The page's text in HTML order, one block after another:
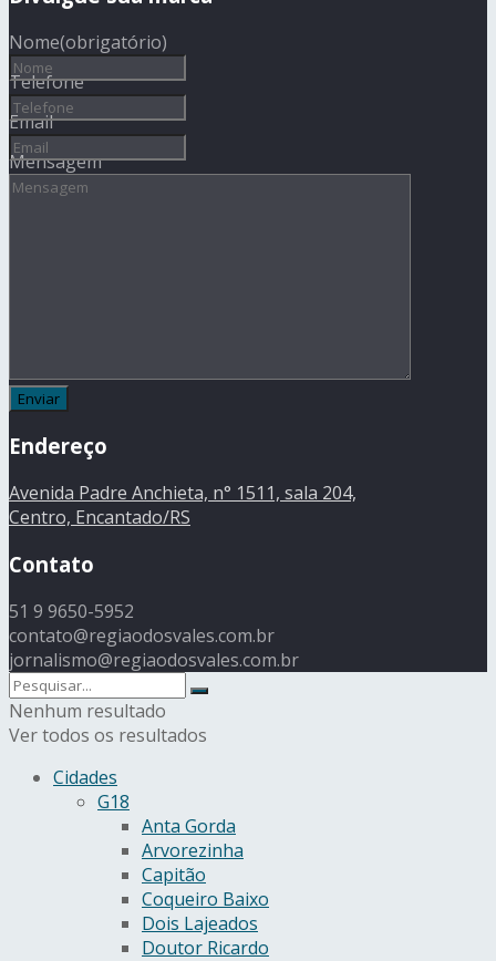
Nome(obrigatório)
Telefone
Email
Mensagem
Endereço
Avenida Padre Anchieta, n° 1511, sala 204,
Centro, Encantado/RS
Contato
51 9 9650-5952
contato@regiaodosvales.com.br
jornalismo@regiaodosvales.com.br
Nenhum resultado
Ver todos os resultados
Cidades
G18
Anta Gorda
Arvorezinha
Capitão
Coqueiro Baixo
Dois Lajeados
Doutor Ricardo